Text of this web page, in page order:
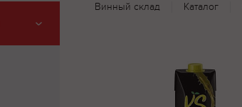
Винный склад Каталог